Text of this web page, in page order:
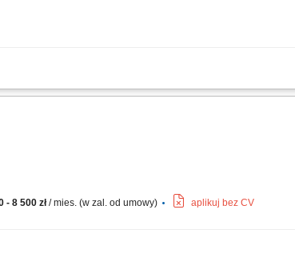
harmonogramu przeglądów okresowych, prac konserwacyjnych i
- 8 500 zł/ mies. (w zal. od umowy) aplikuj bez CV